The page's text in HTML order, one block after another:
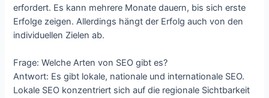
erfordert. Es kann mehrere Monate dauern, bis sich erste
Erfolge zeigen. Allerdings hängt der Erfolg auch von den
individuellen Zielen ab.
Frage: Welche Arten von SEO gibt es?
Antwort: Es gibt lokale, nationale und internationale SEO.
Lokale SEO konzentriert sich auf die regionale Sichtbarkeit